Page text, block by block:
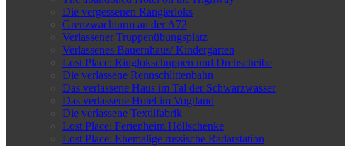
Die vergessenen Rangierloks
Grenzwachturm an der A72
Verlassener Truppenübungsplatz
Verlassenes Bauernhaus/ Kindergarten
Lost Place: Ringlokschuppen und Drehscheibe
Die verlassene Rennschlittenbahn
Das verlassene Haus im Tal der Schwarzwasser
Das verlassene Hotel im Vogtland
Die verlassene Textilfabrik
Lost Place: Ferienheim Höllschenke
Lost Place: Ehemalige russische Radarstation